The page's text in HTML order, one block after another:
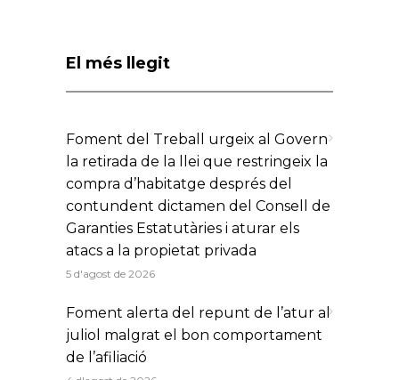
El més llegit
Foment del Treball urgeix al Govern
la retirada de la llei que restringeix la
compra d’habitatge després del
contundent dictamen del Consell de
Garanties Estatutàries i aturar els
atacs a la propietat privada
5 d'agost de 2026
Foment alerta del repunt de l’atur al
juliol malgrat el bon comportament
de l’afiliació